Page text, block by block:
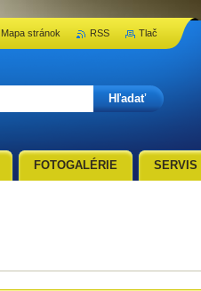
FOTOGALÉRIE SERVIS
Mapa stránok RSS Tlač